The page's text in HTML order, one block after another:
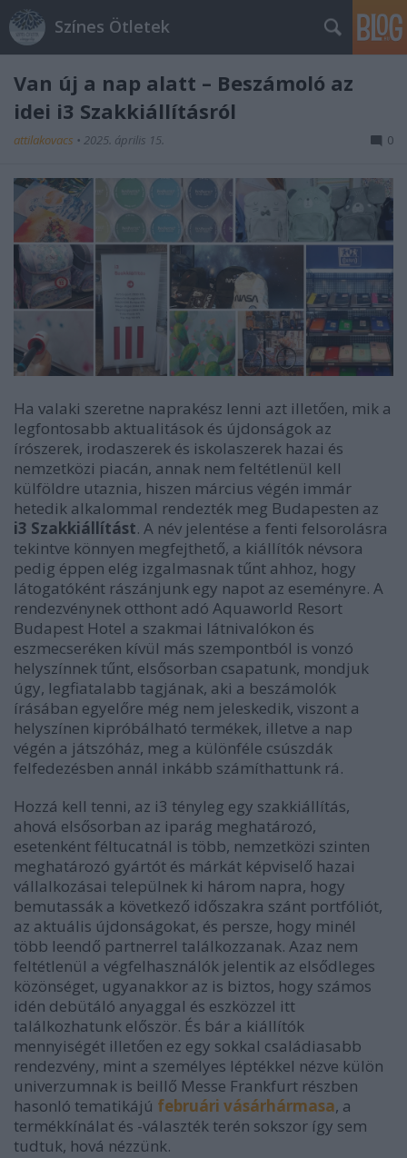
Színes Ötletek
Van új a nap alatt – Beszámoló az
idei i3 Szakkiállításról
attilakovacs • 2025. április 15. 0
Ha valaki szeretne naprakész lenni azt illetően, mik a
legfontosabb aktualitások és újdonságok az
írószerek, irodaszerek és iskolaszerek hazai és
nemzetközi piacán, annak nem feltétlenül kell
külföldre utaznia, hiszen március végén immár
hetedik alkalommal rendezték meg Budapesten az
i3 Szakkiállítást. A név jelentése a fenti felsorolásra
tekintve könnyen megfejthető, a kiállítók névsora
pedig éppen elég izgalmasnak tűnt ahhoz, hogy
látogatóként rászánjunk egy napot az eseményre. A
rendezvénynek otthont adó Aquaworld Resort
Budapest Hotel a szakmai látnivalókon és
eszmecseréken kívül más szempontból is vonzó
helyszínnek tűnt, elsősorban csapatunk, mondjuk
úgy, legfiatalabb tagjának, aki a beszámolók
írásában egyelőre még nem jeleskedik, viszont a
helyszínen kipróbálható termékek, illetve a nap
végén a játszóház, meg a különféle csúszdák
felfedezésben annál inkább számíthattunk rá.
Hozzá kell tenni, az i3 tényleg egy szakkiállítás,
ahová elsősorban az iparág meghatározó,
esetenként féltucatnál is több, nemzetközi szinten
meghatározó gyártót és márkát képviselő hazai
vállalkozásai települnek ki három napra, hogy
bemutassák a következő időszakra szánt portfóliót,
az aktuális újdonságokat, és persze, hogy minél
több leendő partnerrel találkozzanak. Azaz nem
feltétlenül a végfelhasználók jelentik az elsődleges
közönséget, ugyanakkor az is biztos, hogy számos
idén debütáló anyaggal és eszközzel itt
találkozhatunk először. És bár a kiállítók
mennyiségét illetően ez egy sokkal családiasabb
rendezvény, mint a személyes léptékkel nézve külön
univerzumnak is beillő Messe Frankfurt részben
hasonló tematikájú februári vásárhármasa, a
termékkínálat és -választék terén sokszor így sem
tudtuk, hová nézzünk.